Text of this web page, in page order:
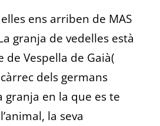
ens arriben de MAS
La granja de vedelles està
de Vespella de Gaià(
dels germans
granja en la que es te
la seva